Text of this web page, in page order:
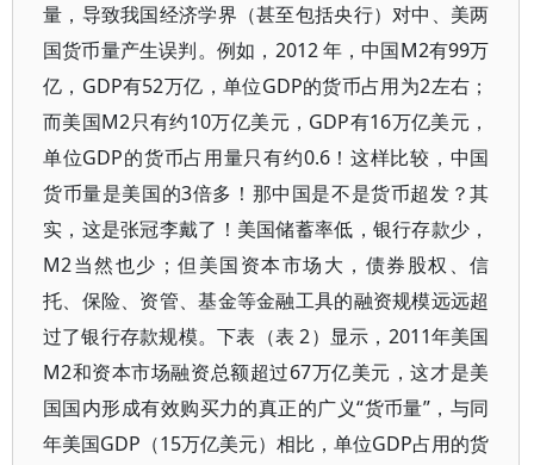
量，导致我国经济学界（甚至包括央行）对中、美两
国货币量产生误判。例如，2012 年，中国M2有99万
亿，GDP有52万亿，单位GDP的货币占用为2左右；
而美国M2只有约10万亿美元，GDP有16万亿美元，
单位GDP的货币占用量只有约0.6！这样比较，中国
货币量是美国的3倍多！那中国是不是货币超发？其
实，这是张冠李戴了！美国储蓄率低，银行存款少，
M2当然也少；但美国资本市场大，债券股权、信
托、保险、资管、基金等金融工具的融资规模远远超
过了银行存款规模。下表（表 2）显示，2011年美国
M2和资本市场融资总额超过67万亿美元，这才是美
国国内形成有效购买力的真正的广义“货币量”，与同
年美国GDP（15万亿美元）相比，单位GDP占用的货